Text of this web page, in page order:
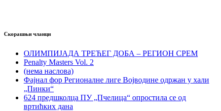
Скорашњи чланци
ОЛИМПИЈАДА ТРЕЋЕГ ДОБА – РЕГИОН СРЕМ
Penalty Masters Vol. 2
(нема наслова)
Фајнал фор Регионалне лиге Војводине одржан у хали
„Пинки“
624 предшколца ПУ „Пчелица“ опростила се од
вртићких дана